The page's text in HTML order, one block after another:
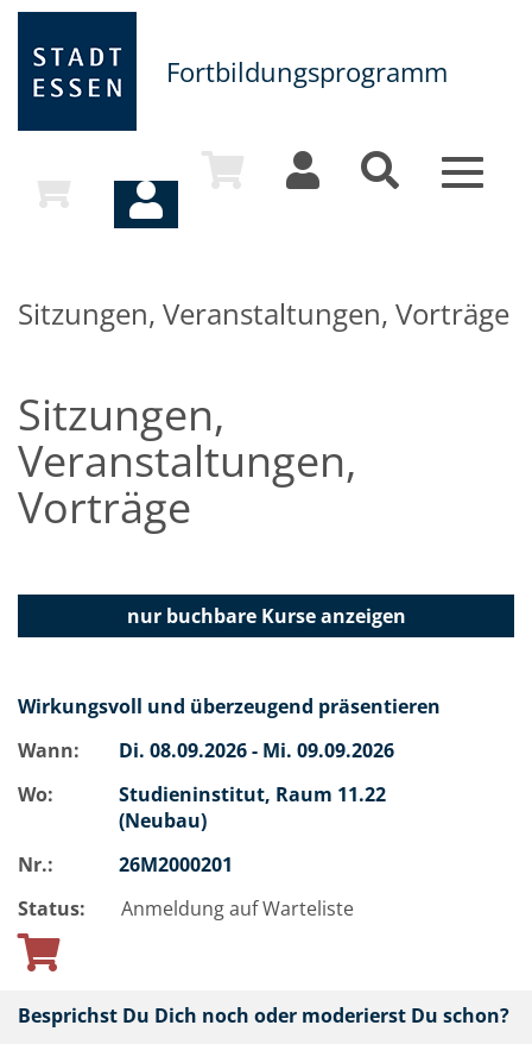
Fortbildungsprogramm
Toggle
Sitzungen, Veranstaltungen, Vorträge
Sitzungen,
Veranstaltungen,
Vorträge
nur buchbareKurse anzeigen
Wirkungsvoll und überzeugend präsentieren
Wann:
Di. 08.09.2026 - Mi. 09.09.2026
Wo:
Studieninstitut, Raum 11.22
(Neubau)
Nr.:
26M2000201
Status:
Anmeldung auf Warteliste
Besprichst Du Dich noch oder moderierst Du schon?